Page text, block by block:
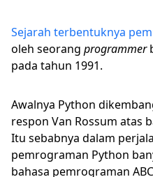
Sejarah terbentuknya
oleh seorang programmer
pada tahun 1991.
Awalnya Python
respon Van Rossum atas
Itu sebabnya dalam
pemrograman Python
bahasa pemrograman